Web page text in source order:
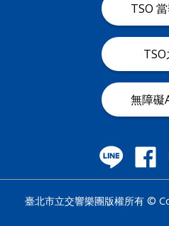
TSO
無障礙
臺北市立交響樂團版權所有 ©